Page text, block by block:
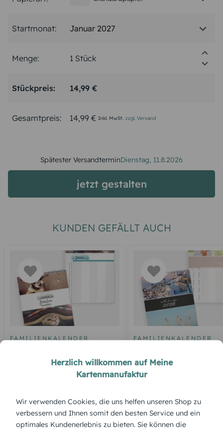
Startmonat: Januar 2027
Menge:
Stückpreis: 14,99 €
Gesamtpreis: 14,99 € Inkl. MwSt. zzgl. Versand
Spätester VersandterminDienstag, 11.8.2026
jetzt gestalten
KUNDEN GEFÄLLT AUCH
FAMILIENKALENDER FAMILIENKALENDER
ÜBERBLICK:
Herzlich willkommen auf Meine
Kartenmanufaktur
Wir verwenden Cookies, die uns helfen unseren Shop zu
verbessern und Ihnen somit den besten Service und ein
optimales Kundenerlebnis zu bieten. Sie können die